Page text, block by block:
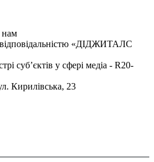
нам
«ДІДЖИТАЛС
суб’єктів у сфері медіа - R20-
Кирилівська, 23